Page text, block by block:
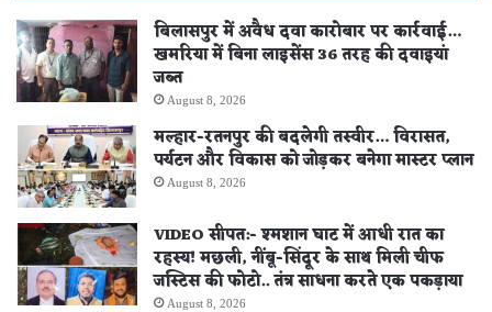
बिलासपुर में अवैध दवा कारोबार पर कार्रवाई…
खमरिया में बिना लाइसेंस 36 तरह की दवाइयां
जब्त
August 8, 2026
मल्हार-रतनपुर की बदलेगी तस्वीर… विरासत,
पर्यटन और विकास को जोड़कर बनेगा मास्टर प्लान
August 8, 2026
VIDEO सीपत:- श्मशान घाट में आधी रात का
रहस्य! मछली, नींबू-सिंदूर के साथ मिली चीफ
जस्टिस की फोटो.. तंत्र साधना करते एक पकड़ाया
August 8, 2026